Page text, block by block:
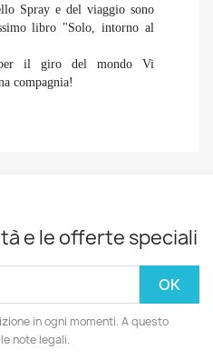
Spray e del viaggio sono
libro "Solo, intorno al
il giro del mondo Vi
compagnia!
e le offerte speciali
in ogni momenti. A questo
note legali.